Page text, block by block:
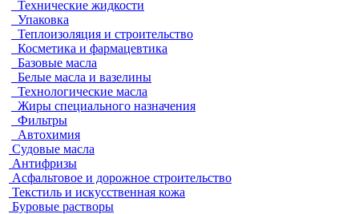
Технические жидкости
Упаковка
Теплоизоляция и строительство
Косметика и фармацевтика
Базовые масла
Белые масла и вазелины
Технологические масла
Жиры специального назначения
Фильтры
Автохимия
Судовые масла
Антифризы
Асфальтовое и дорожное строительство
Текстиль и искусственная кожа
Буровые растворы